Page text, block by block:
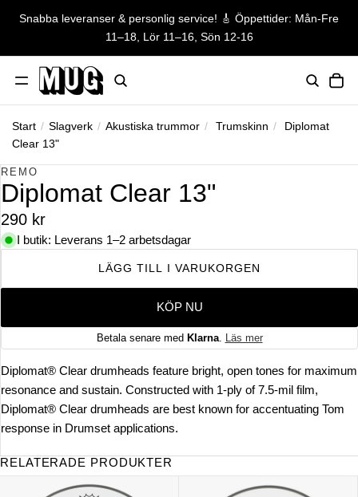
Snabba leveranser & personlig service! 🎸 Öppettider: Mån-Fre
11–18, Lör 11–16, Sön 12-16Snabba leveranser & personlig
Start / Slagverk / Akustiska trummor / Trumskinn /
Diplomat
Clear 13"
HOPPA TILL PRODUKTINFORMATION
REMO
Diplomat Clear 13"
290 kr
I butik: Leverans 1–2 arbetsdagar
LÄGG TILL I VARUKORGEN
KÖP NU
Betala senare med Klarna. Läs mer
Diplomat® Clear drumheads feature bright, open tones for maximum
resonance and sustain. Constructed with 1-ply of 7.5-mil film,
Diplomat® Clear drumheads are best known for accentuating Tom
response in Drumset applications.
RELATERADE PRODUKTER
Ambassador Bass Clear 20"
Emperor Clear 13"